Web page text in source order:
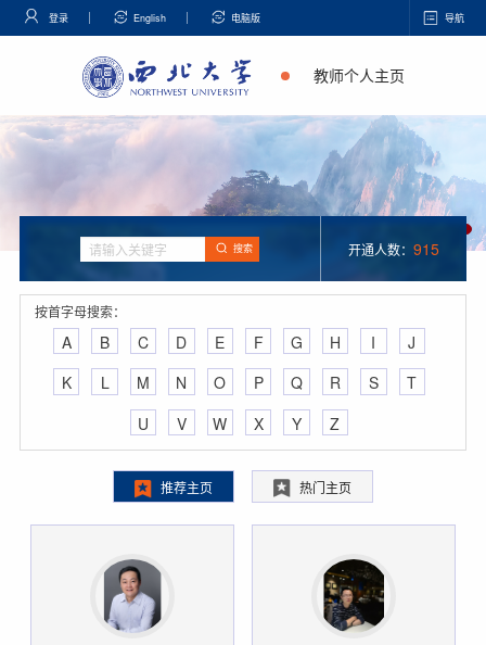
登录 English 电脑版 导航
教师个人主页
搜索 开通人数： 915
按首字母搜索：
A B C D E F G H I
J
K
L M N O P Q R S
T
U
V W X Y Z
推荐主页 热门主页